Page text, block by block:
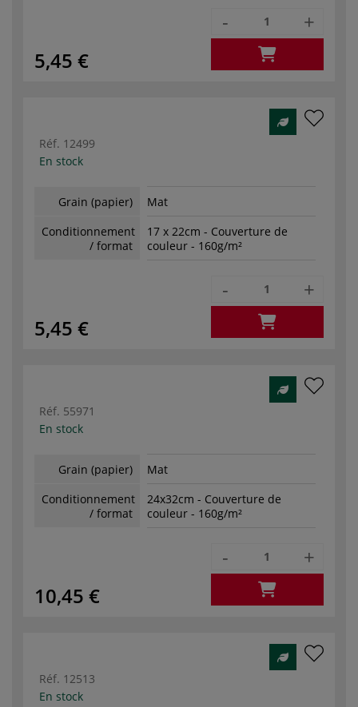
5,45 €
- +
Réf. 12499
En stock
Grain (papier)
Mat
Conditionnement
/ format
17 x 22cm - Couverture de
couleur - 160g/m²
5,45 €
- +
Réf. 55971
En stock
Grain (papier)
Mat
Conditionnement
/ format
24x32cm - Couverture de
couleur - 160g/m²
10,45 €
- +
Réf. 12513
En stock